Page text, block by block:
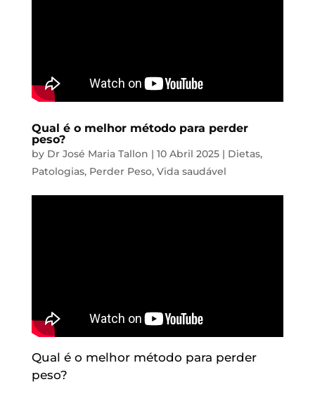
Qual é o melhor método para perder
peso?
by Dr José Maria Tallon | 10 Abril 2025| Dietas,
Patologias, Perder Peso, Vida saudável
Qual é o melhor método para perder
peso?